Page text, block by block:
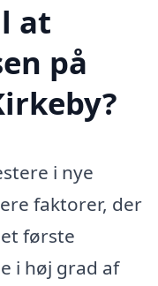
at
på
i nye
faktorer, der
første
i høj grad af